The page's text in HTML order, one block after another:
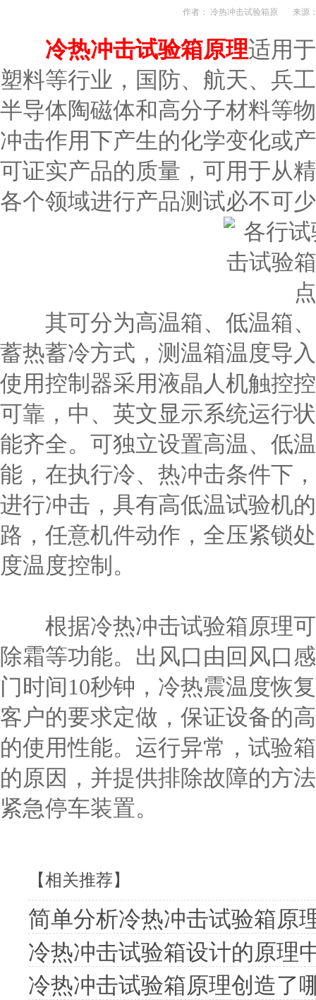
作者： 冷热冲击试验箱原 来源
冷热冲击试验箱原理适用
塑料等行业，国防、航天、兵
半导体陶磁体和高分子材料等
冲击作用下产生的化学变化或
可证实产品的质量，可用于从
各个领域进行产品测试必不可
其可分为高温箱、低温箱、
蓄热蓄冷方式，测温箱温度导
使用控制器采用液晶人机触控
可靠，中、英文显示系统运行
能齐全。可独立设置高温、低
能，在执行冷、热冲击条件下
进行冲击，具有高低温试验机
路，任意机件动作，全压紧锁
度温度控制。
根据冷热冲击试验箱原理可
除霜等功能。出风口由回风口
门时间10秒钟，冷热震温度恢
客户的要求定做，保证设备的
的使用性能。运行异常，试验
的原因，并提供排除故障的方
紧急停车装置。
【相关推荐】
简单分析冷热冲击试验箱原
冷热冲击试验箱设计的原理
冷热冲击试验箱原理创造了